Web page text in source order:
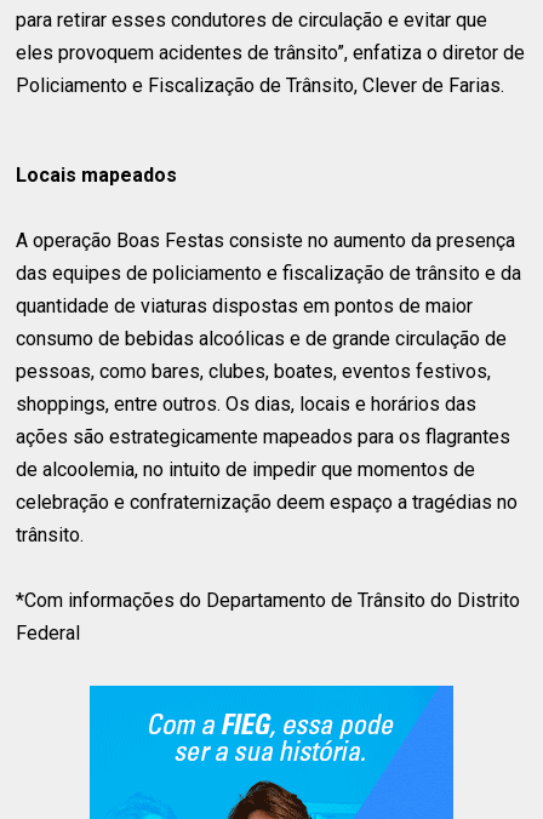
para retirar esses condutores de circulação e evitar que
eles provoquem acidentes de trânsito”, enfatiza o diretor de
Policiamento e Fiscalização de Trânsito, Clever de Farias.
Locais mapeados
A operação Boas Festas consiste no aumento da presença
das equipes de policiamento e fiscalização de trânsito e da
quantidade de viaturas dispostas em pontos de maior
consumo de bebidas alcoólicas e de grande circulação de
pessoas, como bares, clubes, boates, eventos festivos,
shoppings, entre outros. Os dias, locais e horários das
ações são estrategicamente mapeados para os flagrantes
de alcoolemia, no intuito de impedir que momentos de
celebração e confraternização deem espaço a tragédias no
trânsito.
*Com informações do Departamento de Trânsito do Distrito
Federal